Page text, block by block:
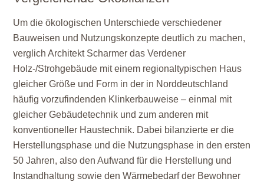
Um die ökologischen Unterschiede verschiedener
Bauweisen und Nutzungskonzepte deutlich zu machen,
verglich Architekt Scharmer das Verdener
Holz-/Strohgebäude mit einem regionaltypischen Haus
gleicher Größe und Form in der in Norddeutschland
häufig vorzufindenden Klinkerbauweise – einmal mit
gleicher Gebäudetechnik und zum anderen mit
konventioneller Haustechnik. Dabei bilanzierte er die
Herstellungsphase und die Nutzungsphase in den ersten
50 Jahren, also den Aufwand für die Herstellung und
Instandhaltung sowie den Wärmebedarf der Bewohner